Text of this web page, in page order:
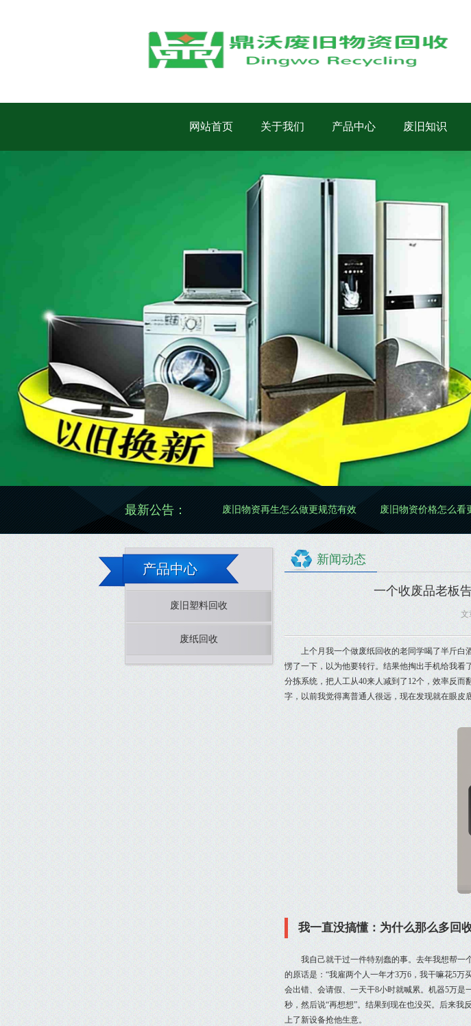
网站首页 关于我们 产品中心 废旧知识
最新公告：废旧物资再生怎么做更规范有效 废旧物资价格怎么看更准确
产品中心
废旧塑料回收
废纸回收
新闻动态
一个收废品老板
文
上个月我一个做废纸回收的老同学喝了半斤白
愣了一下，以为他要转行。结果他掏出手机给我
分拣系统，把人工从40来人减到了12个，效率反
字，以前我觉得离普通人很远，现在发现就在眼皮底
我一直没搞懂：为什么那么多回
我自己就干过一件特别蠢的事。去年我想帮一
的原话是：“我雇两个人一年才3万6，我干嘛花5万
会出错、会请假、一天干8小时就喊累。机器5万
秒，然后说“再想想”。结果到现在也没买。后来
上了新设备抢他生意。